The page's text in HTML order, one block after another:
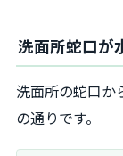
洗面所蛇口が
洗面所の蛇口か
の通りです。